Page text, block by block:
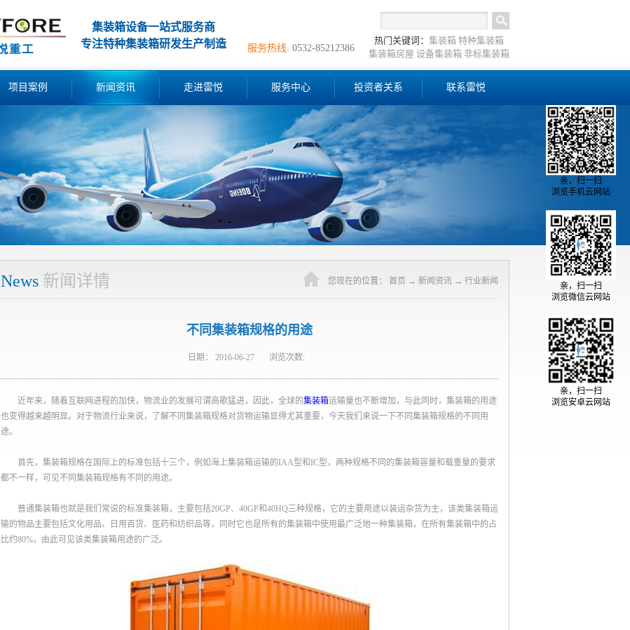
集装箱设备一站式服务商
专注特种集装箱研发生产制造
热门关键词： 集装箱 特种集装箱
集装箱房屋 设备集装箱 非标集装箱
服务热线: 0532-85212386
项目案例 新闻资讯 走进雷悦 服务中心 投资者关系 联系雷悦
News 新闻详情 您现在的位置： 首页 → 新闻资讯 → 行业新闻
不同集装箱规格的用途
日期： 2016-06-27 浏览次数:
近年来，随着互联网进程的加快，物流业的发展可谓高歌猛进，因此，全球的集装箱运输量也不断增加，与此同时，集装箱的用途
也变得越来越明显。对于物流行业来说，了解不同集装箱规格对货物运输显得尤其重要，今天我们来说一下不同集装箱规格的不同用
途。
首先，集装箱规格在国际上的标准包括十三个，例如海上集装箱运输的IAA型和IC型，两种规格不同的集装箱容量和载重量的要求
都不一样，可见不同集装箱规格有不同的用途。
普通集装箱也就是我们常说的标准集装箱，主要包括20GP、40GP和40HQ三种规格，它的主要用途以装运杂货为主，该类集装箱运
输的物品主要包括文化用品、日用百货、医药和纺织品等，同时它也是所有的集装箱中使用最广泛地一种集装箱，在所有集装箱中的占
比约80%，由此可见该类集装箱用途的广泛。
亲，扫一扫
浏览手机云网站
亲，扫一扫
浏览微信云网站
亲，扫一扫
浏览安卓云网站